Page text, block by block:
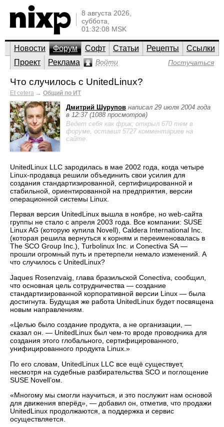
8 августа 2026,
суббота,
01:32:08 MSK
Новости Форум Софт Статьи Рецепты
Ссылки
Проект
Реклама Войти Постучаться
Что случилось с UnitedLinux?
Et cetera → Общий по ИТ
Дмитрий Шурупов написал 29 июля 2004 года
в 12:37 (1088 просмотров)
Ведет себя как фрик; открыл 670 тем в
форуме, оставил 5727 комментариев на
сайте.
UnitedLinux LLC зародилась в мае 2002 года, когда четыре
Linux-продавца решили объединить свои усилия для
создания стандартизированной, сертифицированной и
стабильной, ориентированной на предприятия, версии
операционной системы Linux.
Первая версия UnitedLinux вышла в ноябре, но web-сайта
группы не стало с апреля 2003 года. Все компании: SUSE
Linux AG (которую купила Novell), Caldera International Inc.
(которая решила вернуться к корням и переименовалась в
The SCO Group Inc.), Turbolinux Inc. и Conectiva SA —
прошли огромный путь и претерпели немало изменений. А
что случилось с UnitedLinux?
Jaques Rosenzvaig, глава бразильской Conectiva, сообщил,
что основная цель сотрудничества — создание
стандартизированной корпоративной версии Linux — была
достигнута. Будущая же работа UnitedLinux будет посвящена
новым направлениям.
«Целью было создание продукта, а не организации, —
сказал он. — UnitedLinux был чем-то вроде проводника для
создания этого глобального, сертифицированного,
унифицированного продукта Linux.»
По его словам, UnitedLinux LLC все ещё существует,
несмотря на судебные разбирательства SCO и поглощение
SUSE Novell’ом.
«Многому мы смогли научиться, и это послужит нам основой
для движения вперёд», — добавил он, отметив, что продажи
UnitedLinux продолжаются, а поддержка и сервис
осуществляется.